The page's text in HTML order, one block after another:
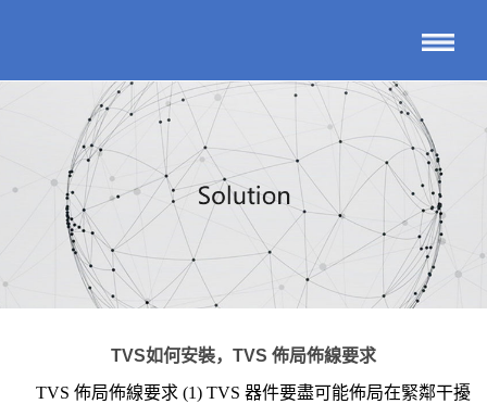
TVS如何安裝，TVS 佈局佈線要求
TVS 佈局佈線要求 (1) TVS 器件要盡可能佈局在緊鄰干擾